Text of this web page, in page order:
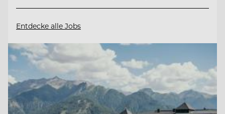
Entdecke alle Jobs